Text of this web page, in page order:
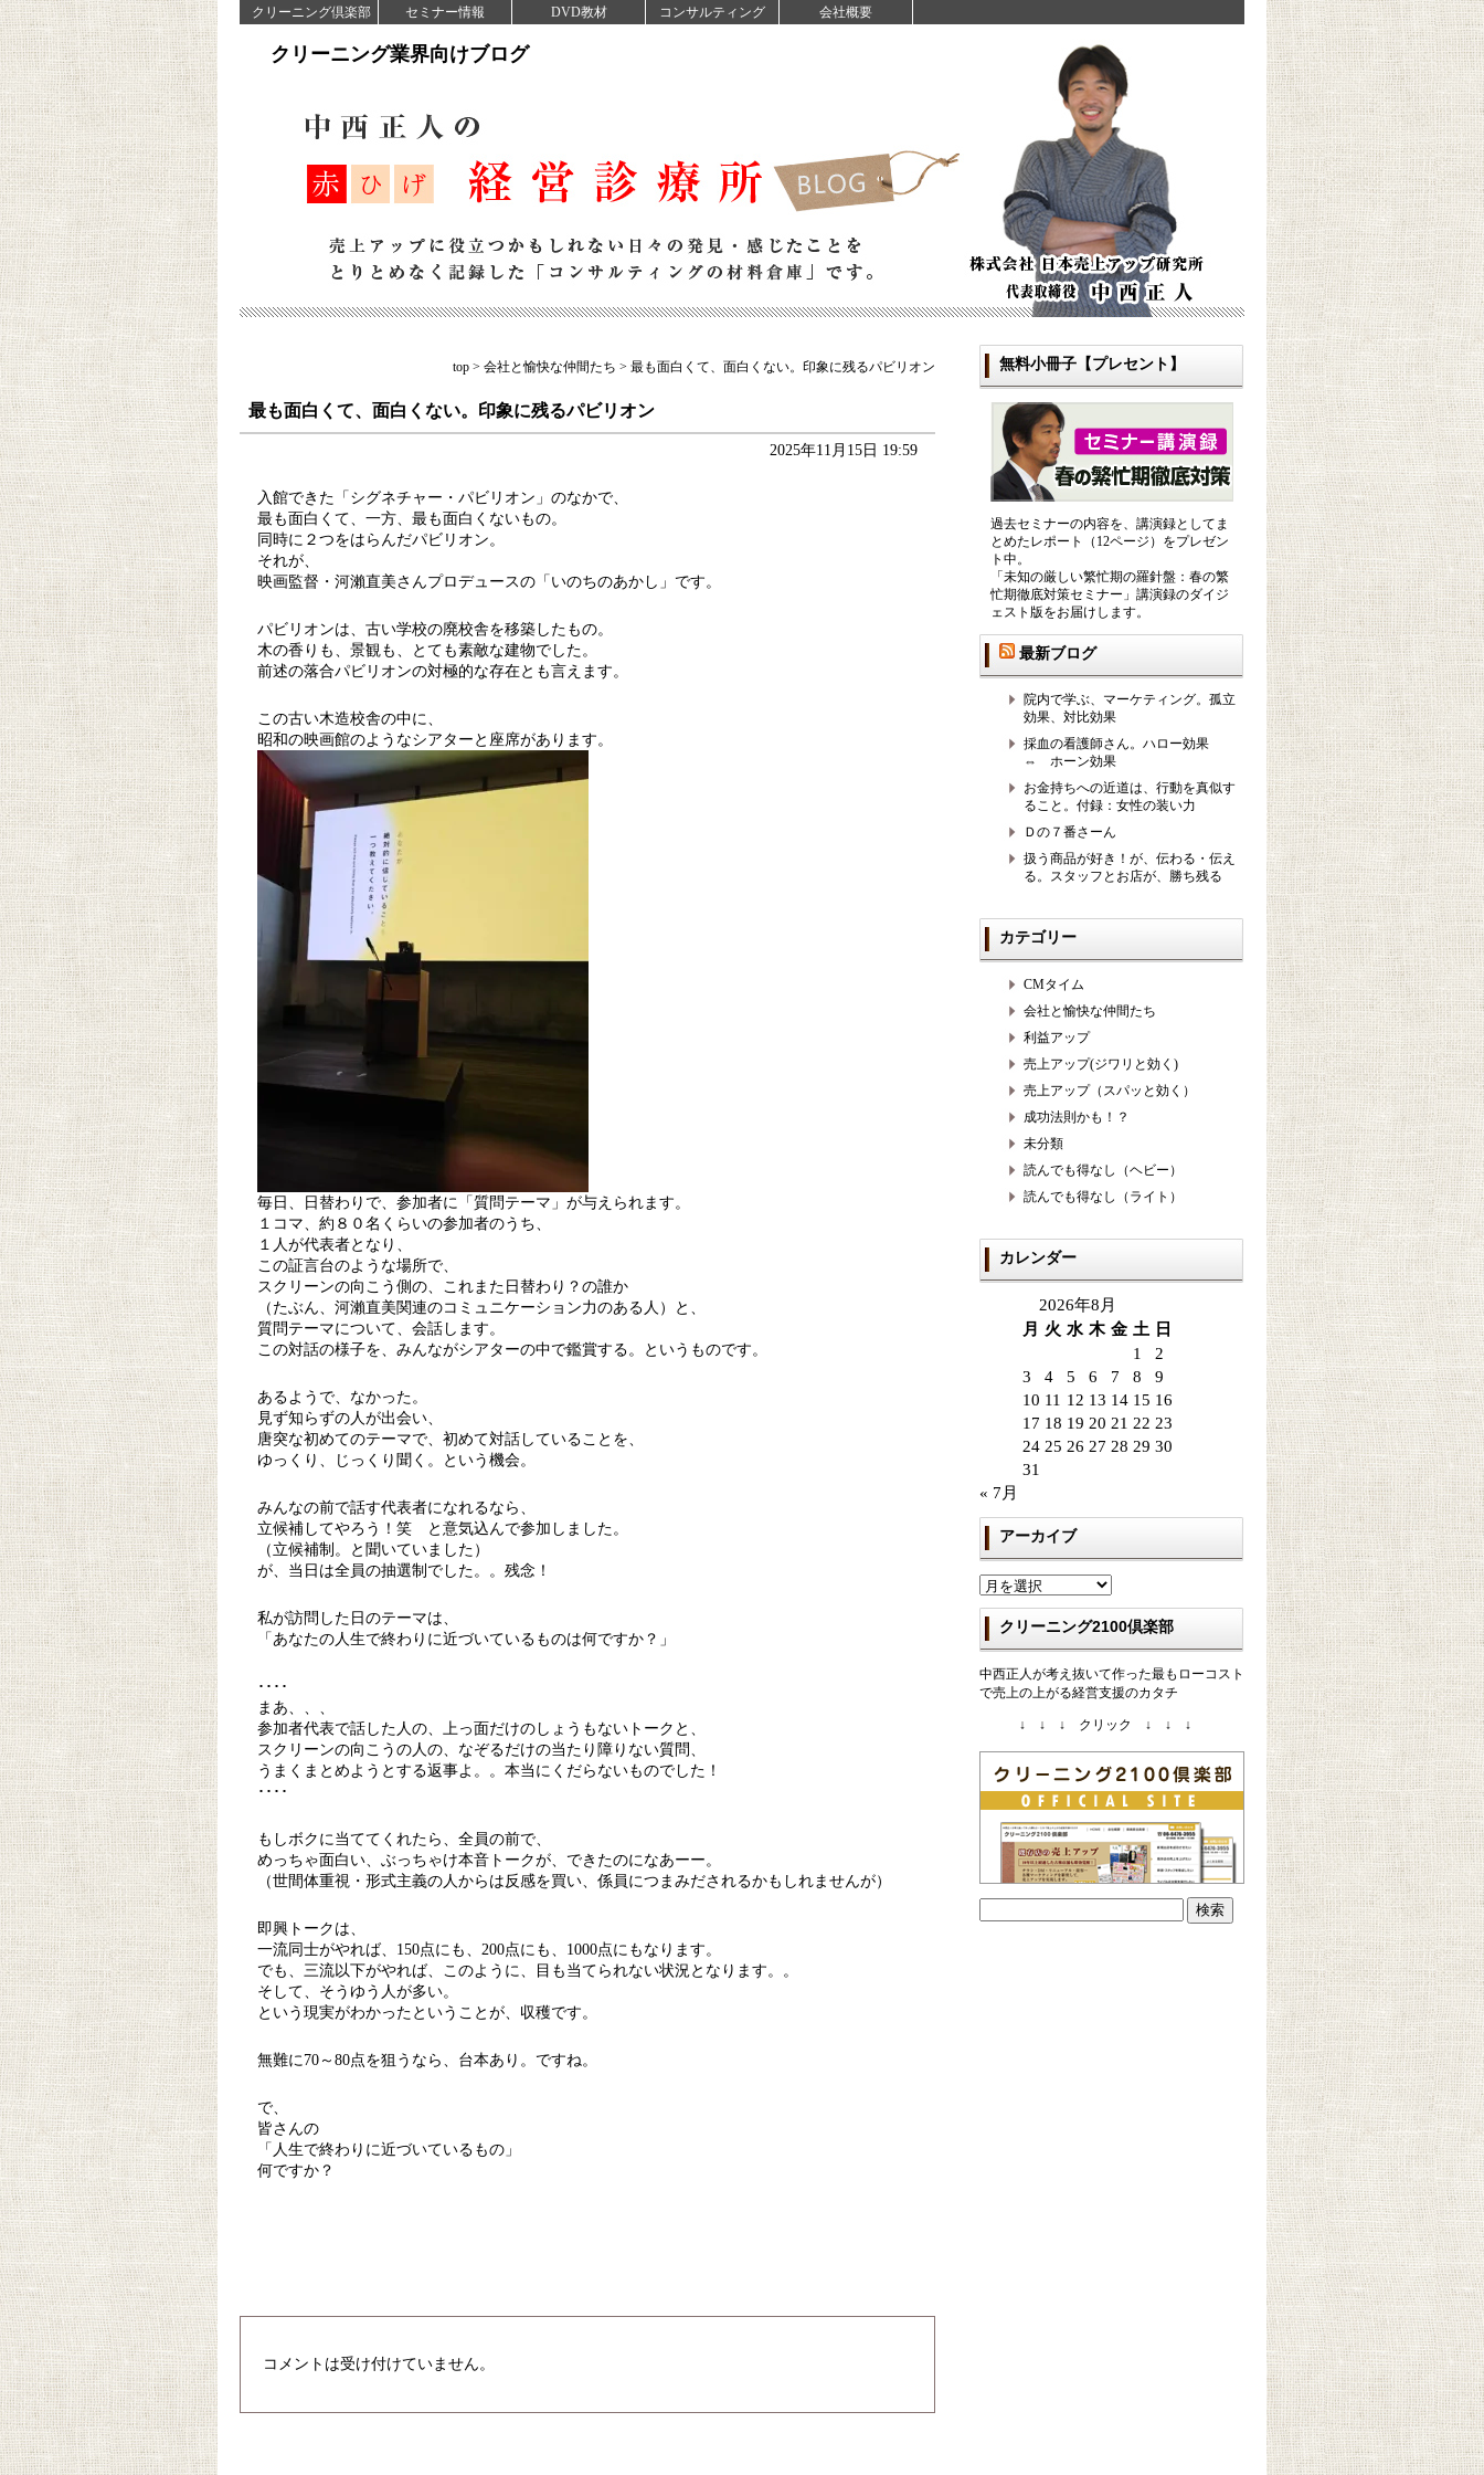
クリーニング倶楽部 セミナー情報 DVD教材 コンサルティング 会社概要
クリーニング業界向けブログ
top > 会社と愉快な仲間たち > 最も面白くて、面白くない。印象に残るパビリオン
最も面白くて、面白くない。印象に残るパビリオン
2025年11月15日 19:59
入館できた「シグネチャー・パビリオン」のなかで、
最も面白くて、一方、最も面白くないもの。
同時に２つをはらんだパビリオン。
それが、
映画監督・河瀨直美さんプロデュースの「いのちのあかし」です。
パビリオンは、古い学校の廃校舎を移築したもの。
木の香りも、景観も、とても素敵な建物でした。
前述の落合パビリオンの対極的な存在とも言えます。
この古い木造校舎の中に、
昭和の映画館のようなシアターと座席があります。
毎日、日替わりで、参加者に「質問テーマ」が与えられます。
１コマ、約８０名くらいの参加者のうち、
１人が代表者となり、
この証言台のような場所で、
スクリーンの向こう側の、これまた日替わり？の誰か
（たぶん、河瀨直美関連のコミュニケーション力のある人）と、
質問テーマについて、会話します。
この対話の様子を、みんながシアターの中で鑑賞する。というものです。
あるようで、なかった。
見ず知らずの人が出会い、
唐突な初めてのテーマで、初めて対話していることを、
ゆっくり、じっくり聞く。という機会。
みんなの前で話す代表者になれるなら、
立候補してやろう！笑 と意気込んで参加しました。
（立候補制。と聞いていました）
が、当日は全員の抽選制でした。。残念！
私が訪問した日のテーマは、
「あなたの人生で終わりに近づいているものは何ですか？」
････
まあ、、、
参加者代表で話した人の、上っ面だけのしょうもないトークと、
スクリーンの向こうの人の、なぞるだけの当たり障りない質問、
うまくまとめようとする返事よ。。本当にくだらないものでした！
････
もしボクに当ててくれたら、全員の前で、
めっちゃ面白い、ぶっちゃけ本音トークが、できたのになあーー。
（世間体重視・形式主義の人からは反感を買い、係員につまみだされるかもしれませんが）
即興トークは、
一流同士がやれば、150点にも、200点にも、1000点にもなります。
でも、三流以下がやれば、このように、目も当てられない状況となります。。
そして、そうゆう人が多い。
という現実がわかったということが、収穫です。
無難に70～80点を狙うなら、台本あり。ですね。
で、
皆さんの
「人生で終わりに近づいているもの」
何ですか？
コメントは受け付けていません。
無料小冊子【プレセント】
過去セミナーの内容を、講演録としてま
とめたレポート（12ページ）をプレゼン
ト中。
「未知の厳しい繁忙期の羅針盤：春の繁
忙期徹底対策セミナー」講演録のダイジ
ェスト版をお届けします。
最新ブログ
院内で学ぶ、マーケティング。孤立
効果、対比効果
採血の看護師さん。ハロー効果
⇔ ホーン効果
お金持ちへの近道は、行動を真似す
ること。付録：女性の装い力
Ｄの７番さーん
扱う商品が好き！が、伝わる・伝え
る。スタッフとお店が、勝ち残る
カテゴリー
CMタイム
会社と愉快な仲間たち
利益アップ
売上アップ(ジワリと効く)
売上アップ（スパッと効く）
成功法則かも！？
未分類
読んでも得なし（ヘビー）
読んでも得なし（ライト）
カレンダー
2026年8月
月
火 水 木 金 土 日
1
2
3
4 5 6 7 8
9
10 11 12 13 14 15 16
17 18 19 20 21 22 23
24 25 26 27 28 29 30
31
« 7月
アーカイブ
ア
ー
カ
イ
ブ
クリーニング2100倶楽部
中西正人が考え抜いて作った最もローコスト
で売上の上がる経営支援のカタチ
↓ ↓ ↓ クリック ↓ ↓ ↓
索: